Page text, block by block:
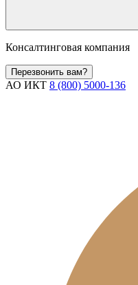
Консалтинговая компания
Перезвонить вам?
АО ИКТ 8 (800) 5000-136